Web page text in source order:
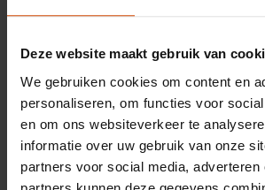
Deze website maakt gebruik van
We gebruiken cookies om content en
personaliseren, om functies voor
en om ons websiteverkeer te
informatie over uw gebruik van onze
partners voor social media, adverteren
tabel hieronder.
Samsung televisie
< 55
NEO QLED
8K
QN800D